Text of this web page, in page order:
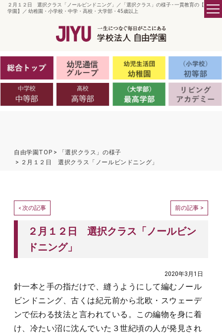
２月１２日 選択クラス「ノールビンドニング」／「選択クラス」の様子 - 一貫教育の【自由
学園】／ 幼稚園・小学校・中学・高校・大学部・45歳以上
自由学園TOP
「選択クラス」の様子
２月１２日 選択クラス「ノールビンドニング」
< 次の記事 前の記事 >
２月１２日 選択クラス「ノールビン
ドニング」
2020年3月1日
針一本と手の指だけで、縫うようにして編むノール
ビンドニング、古くは紀元前から北欧・スウェーデ
ンで伝わる技法と言われている。この編物を身に着
け、冷たい沼に沈んでいた３世紀頃の人が発見され